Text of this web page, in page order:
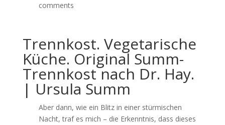
comments
Trennkost. Vegetarische
Küche. Original Summ-
Trennkost nach Dr. Hay.
| Ursula Summ
Aber dann, wie ein Blitz in einer stürmischen
Nacht, traf es mich – die Erkenntnis, dass dieses